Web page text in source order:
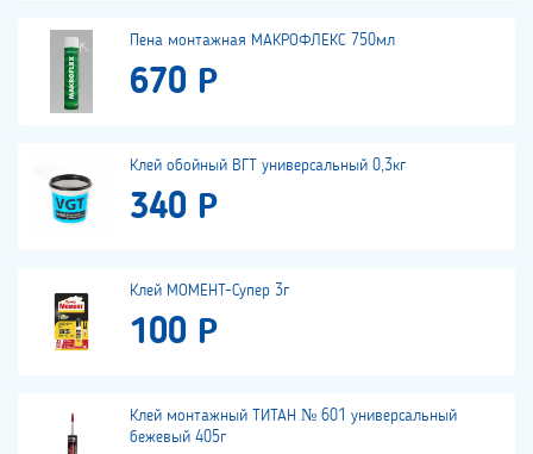
Пена монтажная МАКРОФЛЕКС 750мл
670 Р
Клей обойный ВГТ универсальный 0,3кг
340 Р
Клей МОМЕНТ-Супер 3г
100 Р
Клей монтажный ТИТАН № 601 универсальный
бежевый 405г